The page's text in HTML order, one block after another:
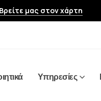
Βρείτε μας στον χάρτη
Υπηρεσίες